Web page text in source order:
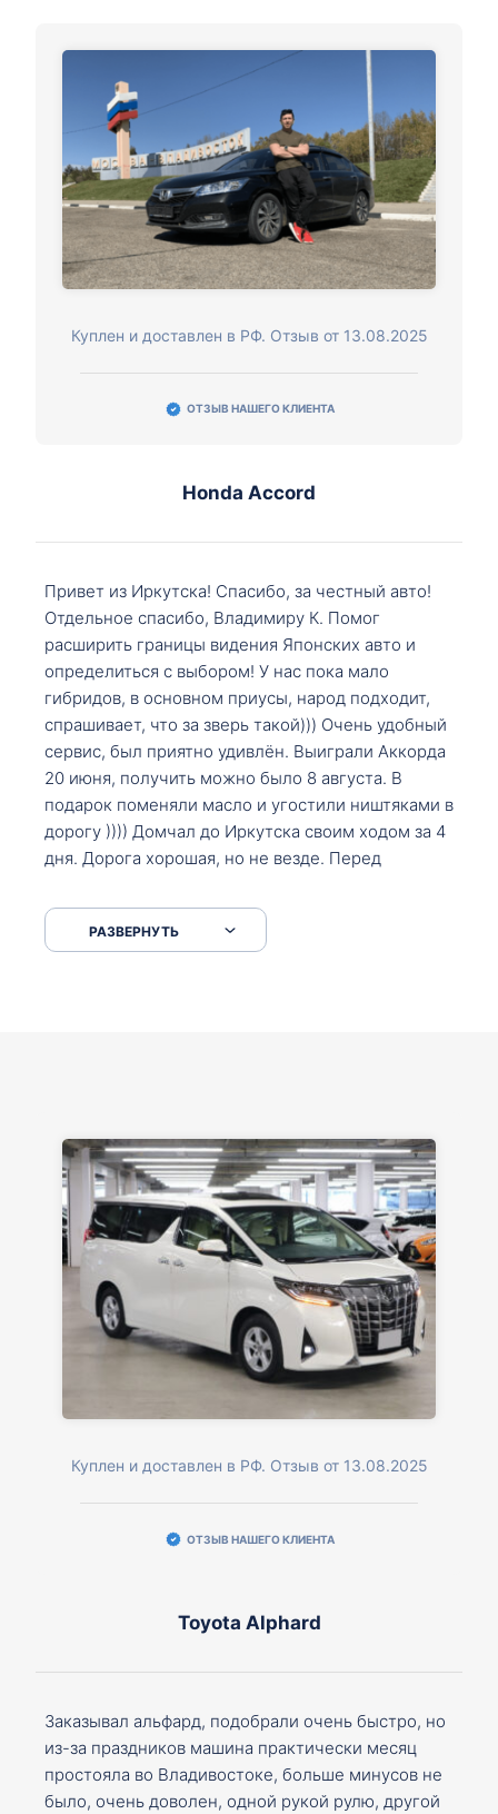
Куплен и доставлен в РФ. Отзыв от 13.08.2025
ОТЗЫВ НАШЕГО КЛИЕНТА
Honda Accord
Привет из Иркутска! Спасибо, за честный авто!
Отдельное спасибо, Владимиру К. Помог
расширить границы видения Японских авто и
определиться с выбором! У нас пока мало
гибридов, в основном приусы, народ подходит,
спрашивает, что за зверь такой))) Очень удобный
сервис, был приятно удивлён. Выиграли Аккорда
20 июня, получить можно было 8 августа. В
подарок поменяли масло и угостили ништяками в
дорогу )))) Домчал до Иркутска своим ходом за 4
дня. Дорога хорошая, но не везде. Перед
серпантинах по пути следования.
РАЗВЕРНУТЬ
Куплен и доставлен в РФ. Отзыв от 13.08.2025
ОТЗЫВ НАШЕГО КЛИЕНТА
Toyota Alphard
Заказывал альфард, подобрали очень быстро, но
из-за праздников машина практически месяц
простояла во Владивостоке, больше минусов не
было, очень доволен, одной рукой рулю, другой